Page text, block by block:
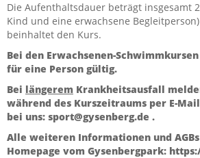
Die Aufenthaltsdauer beträgt insgesamt
Kind und eine erwachsene
beinhaltet den Kurs.
Bei den Erwachsenen-
für eine Person gültig.
Bei längerem Krankheitsausfall
während des Kurszeitraums per E-
bei uns: sport@gysenberg.de .
Alle weiteren Informationen und
Homepage vom Gysenbergpark: